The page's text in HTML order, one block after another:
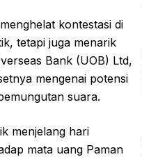
kontestasi di
tetapi juga menarik
Bank (UOB) Ltd,
mengenai potensi
suara.
menjelang hari
mata uang Paman